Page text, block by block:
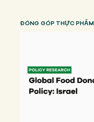
ĐÓNG GÓP THỰC PHẨM